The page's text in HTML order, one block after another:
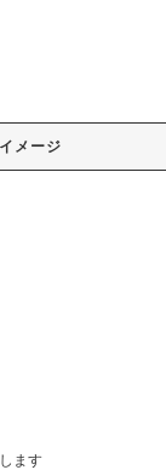
イメージ
ます